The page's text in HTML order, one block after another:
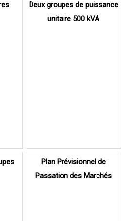
Deux groupes de puissance
unitaire 500 kVA
Plan Prévisionnel de
Passation des Marchés